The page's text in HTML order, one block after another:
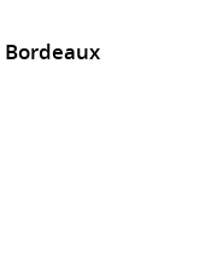
Bordeaux